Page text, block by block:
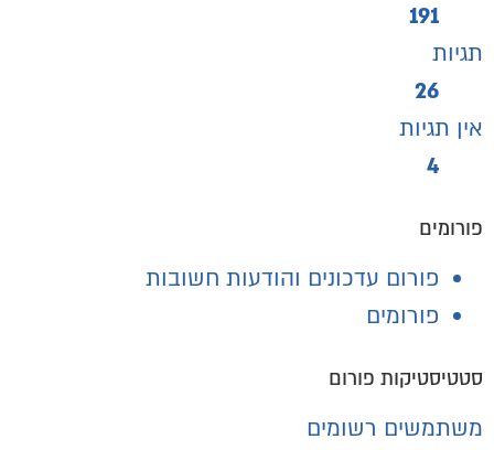
191
תגיות
26
אין תגיות
4
פורומים
פורום עדכונים והודעות חשובות
פורומים
סטטיסטיקות פורום
משתמשים רשומים